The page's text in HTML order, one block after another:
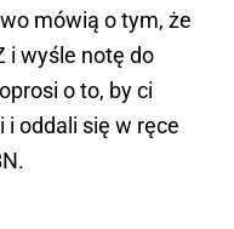
mówią o tym, że
i wyśle notę do
o to, by ci
i oddali się w ręce